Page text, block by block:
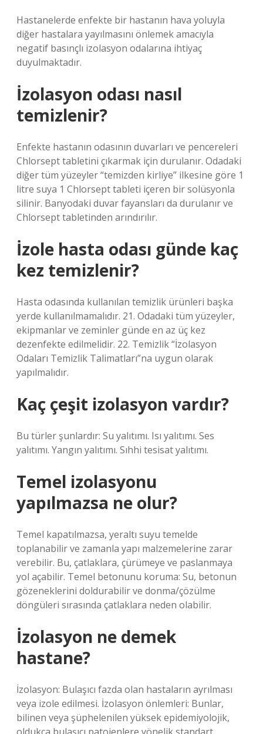
Hastanelerde enfekte bir hastanın hava yoluyla
diğer hastalara yayılmasını önlemek amacıyla
negatif basınçlı izolasyon odalarına ihtiyaç
duyulmaktadır.
İzolasyon odası nasıl
temizlenir?
Enfekte hastanın odasının duvarları ve pencereleri
Chlorsept tabletini çıkarmak için durulanır. Odadaki
diğer tüm yüzeyler “temizden kirliye” ilkesine göre 1
litre suya 1 Chlorsept tableti içeren bir solüsyonla
silinir. Banyodaki duvar fayansları da durulanır ve
Chlorsept tabletinden arındırılır.
İzole hasta odası günde kaç
kez temizlenir?
Hasta odasında kullanılan temizlik ürünleri başka
yerde kullanılmamalıdır. 21. Odadaki tüm yüzeyler,
ekipmanlar ve zeminler günde en az üç kez
dezenfekte edilmelidir. 22. Temizlik “İzolasyon
Odaları Temizlik Talimatları”na uygun olarak
yapılmalıdır.
Kaç çeşit izolasyon vardır?
Bu türler şunlardır: Su yalıtımı. Isı yalıtımı. Ses
yalıtımı. Yangın yalıtımı. Sıhhi tesisat yalıtımı.
Temel izolasyonu
yapılmazsa ne olur?
Temel kapatılmazsa, yeraltı suyu temelde
toplanabilir ve zamanla yapı malzemelerine zarar
verebilir. Bu, çatlaklara, çürümeye ve paslanmaya
yol açabilir. Temel betonunu koruma: Su, betonun
gözeneklerini doldurabilir ve donma/çözülme
döngüleri sırasında çatlaklara neden olabilir.
İzolasyon ne demek
hastane?
İzolasyon: Bulaşıcı fazda olan hastaların ayrılması
veya izole edilmesi. İzolasyon önlemleri: Bunlar,
bilinen veya şüphelenilen yüksek epidemiyolojik,